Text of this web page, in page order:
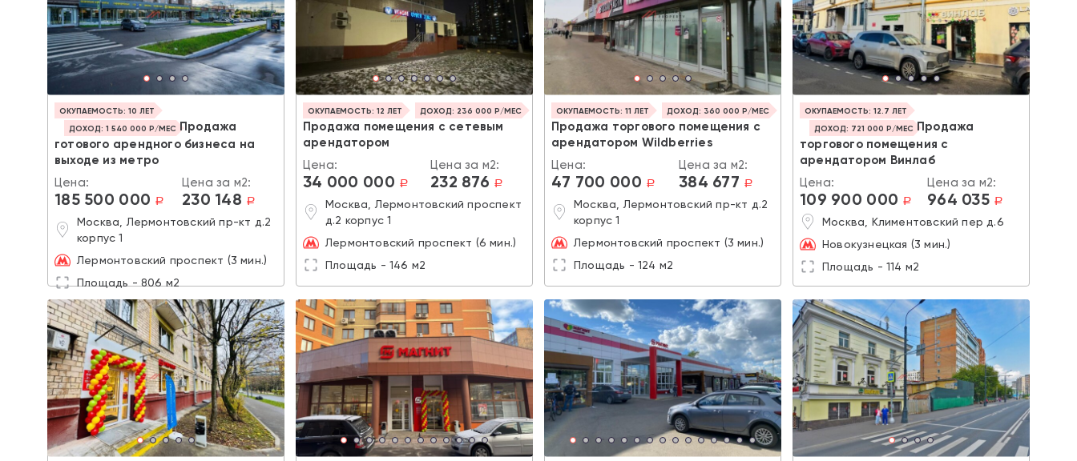
ОКУПАЕМОСТЬ: 10 ЛЕТ
ДОХОД: 1 540 000 Р/МЕС Продажа
готового арендного бизнеса на
выходе из метро
Цена:
185 500 000 a
Цена за м2:
230 148 a
Москва, Лермонтовский пр-кт д.2
корпус 1
Лермонтовский проспект (3 мин.)
Площадь - 806 м2
ОКУПАЕМОСТЬ: 12 ЛЕТ ДОХОД: 236 000 Р/МЕС
Продажа помещения с сетевым
арендатором
Цена:
34 000 000 a
Цена за м2:
232 876 a
Москва, Лермонтовский проспект
д.2 корпус 1
Лермонтовский проспект (6 мин.)
Площадь - 146 м2
ОКУПАЕМОСТЬ: 11 ЛЕТ ДОХОД: 360 000 Р/МЕС
Продажа торгового помещения с
арендатором Wildberries
Цена:
47 700 000 a
Цена за м2:
384 677 a
Москва, Лермонтовский пр-кт д.2
корпус 1
Лермонтовский проспект (3 мин.)
Площадь - 124 м2
ОКУПАЕМОСТЬ: 12.7 ЛЕТ
ДОХОД: 721 000 Р/МЕС Продажа
торгового помещения с
арендатором Винлаб
Цена:
109 900 000 a
Цена за м2:
964 035 a
Москва, Климентовский пер д.6
Новокузнецкая (3 мин.)
Площадь - 114 м2